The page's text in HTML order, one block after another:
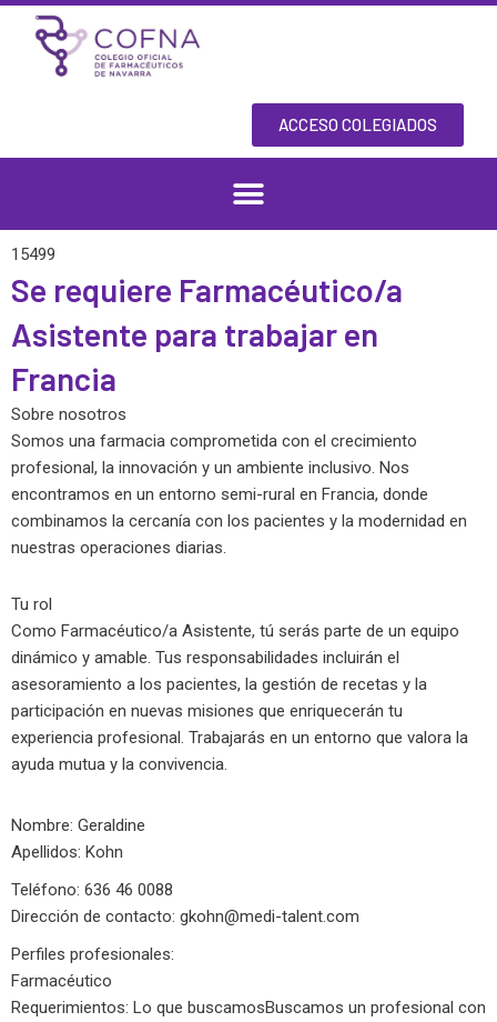
Skip
content
ACCESO COLEGIADOS
15499
Se requiere Farmacéutico/a
Asistente para trabajar en
Francia
Sobre nosotros
Somos una farmacia comprometida con el crecimiento
profesional, la innovación y un ambiente inclusivo. Nos
encontramos en un entorno semi-rural en Francia, donde
combinamos la cercanía con los pacientes y la modernidad en
nuestras operaciones diarias.
Tu rol
Como Farmacéutico/a Asistente, tú serás parte de un equipo
dinámico y amable. Tus responsabilidades incluirán el
asesoramiento a los pacientes, la gestión de recetas y la
participación en nuevas misiones que enriquecerán tu
experiencia profesional. Trabajarás en un entorno que valora la
ayuda mutua y la convivencia.
Nombre: Geraldine
Apellidos: Kohn
Teléfono: 636 46 0088
Dirección de contacto: gkohn@medi-talent.com
Perfiles profesionales:
Farmacéutico
Requerimientos: Lo que buscamosBuscamos un profesional con